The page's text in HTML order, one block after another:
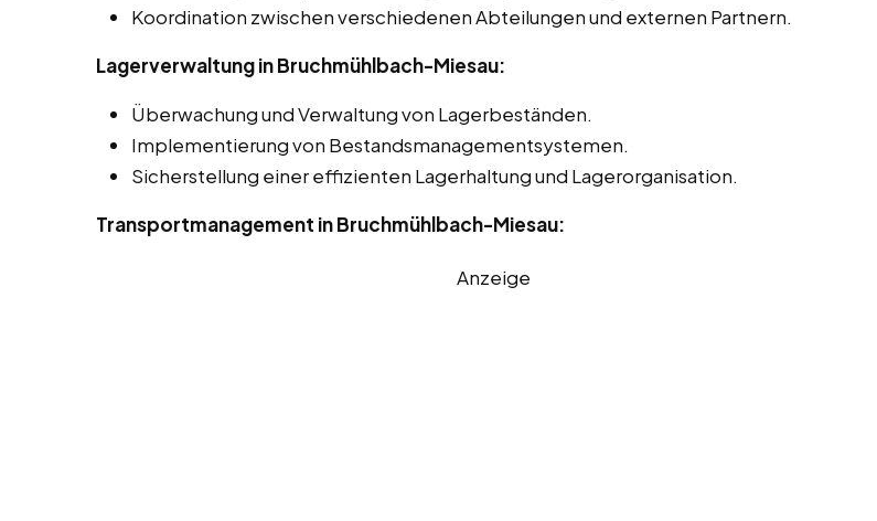
Koordination zwischen verschiedenen Abteilungen und externen Partnern.
Lagerverwaltung in Bruchmühlbach-Miesau:
Überwachung und Verwaltung von Lagerbeständen.
Implementierung von Bestandsmanagementsystemen.
Sicherstellung einer effizienten Lagerhaltung und Lagerorganisation.
Transportmanagement in Bruchmühlbach-Miesau:
Anzeige